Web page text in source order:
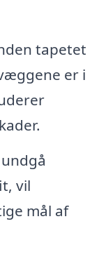
tapetet
er i
vil
mål af